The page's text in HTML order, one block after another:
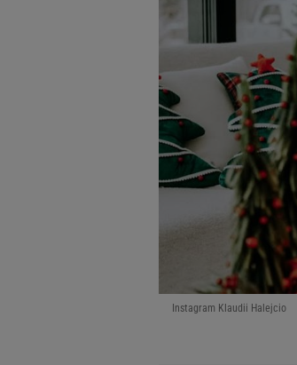
Instagram Klaudii Halejcio